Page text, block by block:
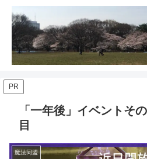
PR
「一年後」イベントそ
目
魔法同盟